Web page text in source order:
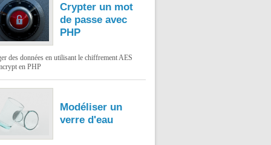
Crypter un mot
de passe avec
PHP
des données en utilisant le chiffrement AES
en PHP
Modéliser un
verre d'eau